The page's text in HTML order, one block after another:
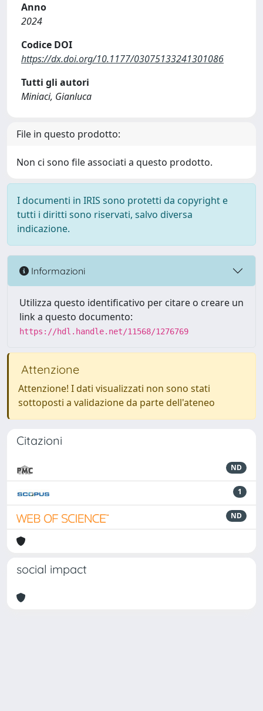
Anno
2024
Codice DOI
https://dx.doi.org/10.1177/03075133241301086
Tutti gli autori
Miniaci, Gianluca
File in questo prodotto:
Non ci sono file associati a questo prodotto.
I documenti in IRIS sono protetti da copyright e
tutti i diritti sono riservati, salvo diversa
indicazione.
Informazioni
Utilizza questo identificativo per citare o creare un
link a questo documento:
https://hdl.handle.net/11568/1276769
Attenzione
Attenzione! I dati visualizzati non sono stati
sottoposti a validazione da parte dell'ateneo
Citazioni
ND
1
ND
social impact